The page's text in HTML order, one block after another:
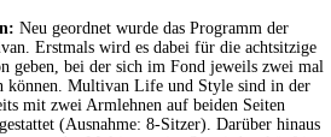
Neu geordnet wurde das Programm der
Erstmals wird es dabei für die achtsitzige
geben, bei der sich im Fond jeweils zwei mal
können. Multivan Life und Style sind in der
mit zwei Armlehnen auf beiden Seiten
(Ausnahme: 8-Sitzer). Darüber hinaus